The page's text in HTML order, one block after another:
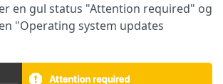
en gul status "Attention required" og
"Operating system updates